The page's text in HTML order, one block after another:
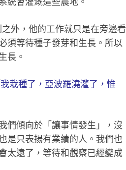
外，他的工作就只是在旁邊看
須等待種子發芽和生長。所以
長。
我栽種了，亞波羅澆灌了，惟
們傾向於「讓事情發生」，沒
是只表揚有業績的人。我們也
太遠了，等待和觀察已經變成